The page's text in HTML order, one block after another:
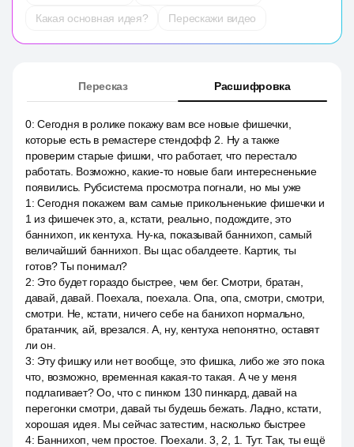
Какая основная идея?
Перескажи видео
Пересказ Расшифровка
0:Сегодня в ролике покажу вам все новые фишечки,
которые есть в ремастере стендофф 2. Ну а также
проверим старые фишки, что работает, что перестало
работать. Возможно, какие-то новые баги интересненькие
появились. Рубсистема просмотра погнали, но мы уже
1 :Сегодня покажем вам самые прикольненькие фишечки и
1 из фишечек это, а, кстати, реально, подождите, это
баннихоп, ик кентуха. Ну-ка, показывай баннихоп, самый
величайший баннихоп. Вы щас обалдеете. Картик, ты
готов? Ты понимал?
2: Это будет гораздо быстрее, чем бег. Смотри, братан,
давай, давай. Поехала, поехала. Опа, опа, смотри, смотри,
смотри. Не, кстати, ничего себе на банихоп нормально,
братанчик, ай, врезался. А, ну, кентуха непонятно, оставят
ли он.
3: Эту фишку или нет вообще, это фишка, либо же это пока
что, возможно, временная какая-то такая. А че у меня
подлагивает? Оо, что с пинком 130 пинкард, давай на
перегонки смотри, давай ты будешь бежать. Ладно, кстати,
хорошая идея. Мы сейчас затестим, насколько быстрее
4: Баннихоп, чем простое. Поехали. 3, 2, 1. Тут. Так, ты ещё